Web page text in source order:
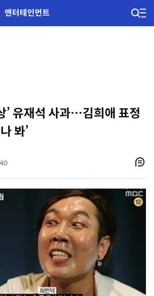
엔터테인먼트
’ 유재석 사과…김희애 표정
봐’